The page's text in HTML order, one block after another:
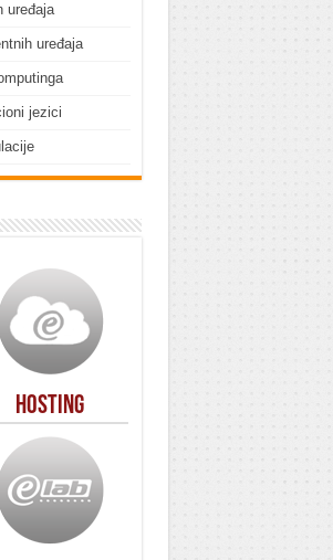
uređaja
uređaja
jezici
Hosting